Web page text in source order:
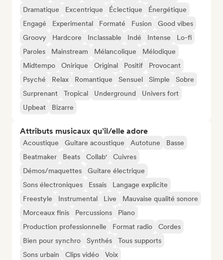
Dramatique
Excentrique Éclectique
Énergétique
Engagé
Experimental Formaté Fusion
Good vibes
Groovy
Hardcore Inclassable Indé Intense
Lo-fi
Paroles
Mainstream Mélancolique
Mélodique
Midtempo
Onirique Original Positif
Provocant
Psyché
Relax Romantique Sensuel Simple
Sobre
Surprenant
Tropical Underground
Univers fort
Upbeat
Bizarre
Attributs musicaux qu’il/elle adore
Acoustique Guitare acoustique Autotune
Basse
Beatmaker
Beats Collab'
Cuivres
Démos/maquettes
Guitare électrique
Sons électroniques
Essais
Langage explicite
Freestyle
Instrumental Live
Mauvaise qualité sonore
Morceaux finis
Percussions
Piano
Production professionnelle
Format radio
Cordes
Bien pour synchro
Synthés
Tous supports
Sons urbain
Clips vidéo Voix